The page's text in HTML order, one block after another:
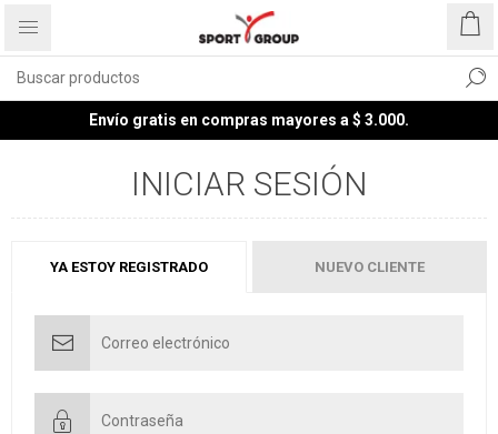
Envío gratis en compras mayores a $ 3.000.
INICIAR SESIÓN
YA ESTOY REGISTRADO NUEVO CLIENTE